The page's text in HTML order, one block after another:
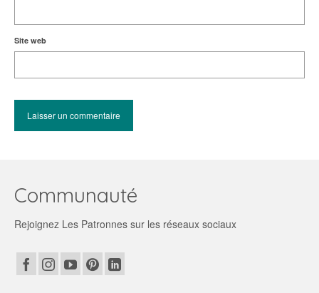
Site web
Communauté
Rejoignez Les Patronnes sur les réseaux sociaux